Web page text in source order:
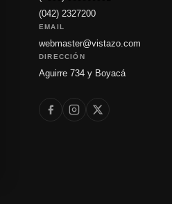
(042) 2327200
EMAIL
webmaster@vistazo.com
DIRECCIÓN
Aguirre 734 y Boyacá